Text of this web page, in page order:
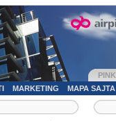
PINK
MARKETING MAPA SAJTA